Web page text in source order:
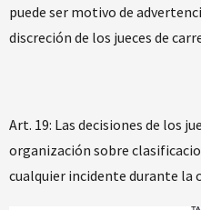
puede ser motivo de
discreción de los jueces de
Art. 19: ​Las decisiones de los
organización sobre
cualquier incidente durante la